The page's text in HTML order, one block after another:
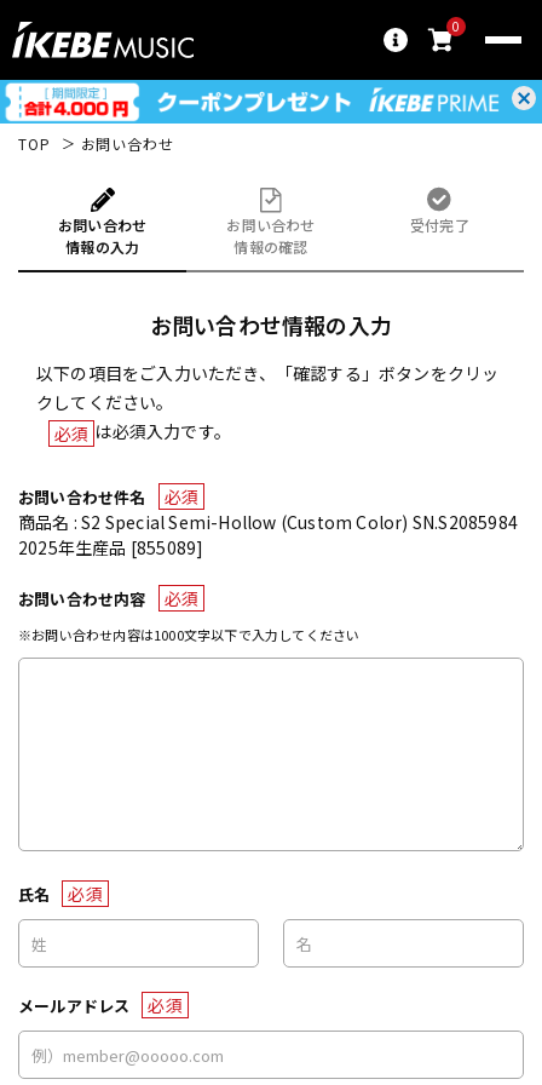
0
TOP お問い合わせ
お問い合わせ
情報の入力
お問い合わせ
情報の確認
受付完了
お問い合わせ情報の入力
以下の項目をご入力いただき、「確認する」ボタンをクリッ
クしてください。
必須 は必須入力です。
お問い合わせ件名
必須
商品名 : S2 Special Semi-Hollow (Custom Color) SN.S2085984
2025年生産品 [855089]
お問い合わせ内容 必須
※お問い合わせ内容は1000文字以下で入力してください
氏名 必須
メールアドレス 必須